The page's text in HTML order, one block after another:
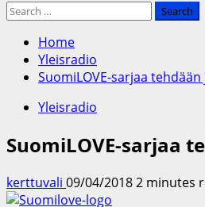
Search
Home
Yleisradio
SuomiLOVE-sarjaa
Yleisradio
SuomiLOVE-sarjaa
kerttuvali 09/04/20182 minutes